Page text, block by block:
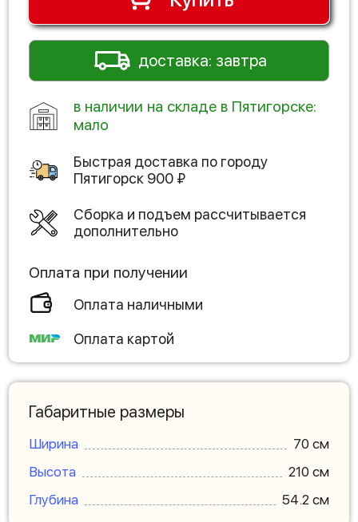
доставка: завтра
в наличии на складе в Пятигорске:
мало
Быстрая доставка по городу
Пятигорск 900 ₽
Сборка и подъем рассчитывается
дополнительно
Оплата при получении
Оплата наличными
Оплата картой
Габаритные размеры
Ширина
70 см
Высота
210 см
Глубина
54.2 см